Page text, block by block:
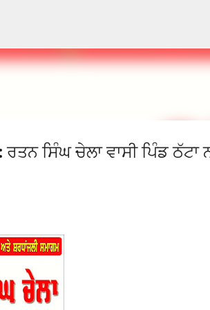
ਸਿੰਘ ਚੇਲਾ ਵਾਸੀ ਪਿੰਡ ਠੱਟਾ